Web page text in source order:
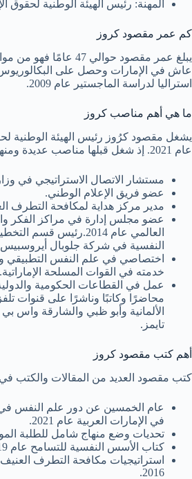
المهنة: رئيس الهيئة الوطنية لحقوق
كم عمر مقصود كروز
عاش في الإمارات وحصل على البكالوريوس
استراليا لدراسة الماجستير عام 2009.
ما هي أهم مناصب كروز
يشغل مقصود كرُوز رئيس الهيئة الوطنية
عام 2021. إذ شغل قبلها مناصب عديدة ومنها:
مستشار الاتصال الاستراتيجي في
عضو فريق الإعلام الوطني.
مدير مركز هداية لمكافحة التطرف
عضو مجلس إدارة في مراكز الفكر
العالمي عام 2014.رئيس
النفسية في شركة جلوبال
اختصاصي في علم النفس التطبيقي
خدمته في القوات المسلحة الإماراتية.
محاضرًا وكاتبًا وناشرًا على قنوات
الألمانية وأبو ظبي والشارقة واس
تايمز.
أهم كتب مقصود كروز
كتب مقصود العديد من المقالات والكتب
عام الخمسين عن دور علم النفس في
في الإمارات العربية عام 2021.
تحديات وضع منهاج شامل للطلبة
كتاب الأسس النفسية للتسامح عام 2019.
استراتيجيات مكافحة التطرف
2016.